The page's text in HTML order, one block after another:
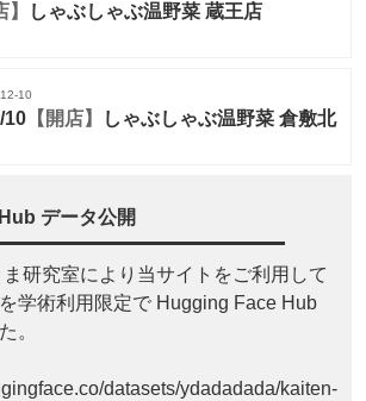
】 しゃぶしゃぶ温野菜 蔵王店
10
10 【開店】
しゃぶしゃぶ温野菜 倉敷北
データ公開
研究室により当サイトをご利用して
学術利用限定で Hugging Face Hub
。
datasets/ydadadada/kaiten-